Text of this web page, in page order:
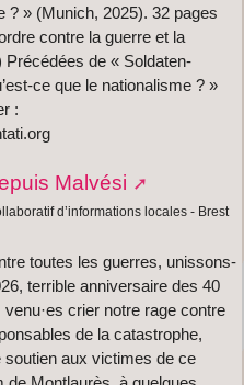
? » (Munich, 2025). 32 pages
contre la guerre et la
de « Soldaten-
ce que le nationalisme ? »
:
Malvési
d’informations locales - Brest
toutes les guerres, unissons-
terrible anniversaire des 40
crier notre rage contre
de la catastrophe,
aux victimes de ce